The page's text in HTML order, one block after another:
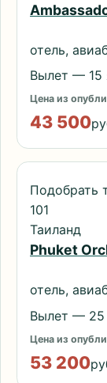
отель,
Вылет — 15
Цена из
43 500
Подобрать
101
Таиланд
Phuket
отель,
Вылет — 25
Цена из
53 200